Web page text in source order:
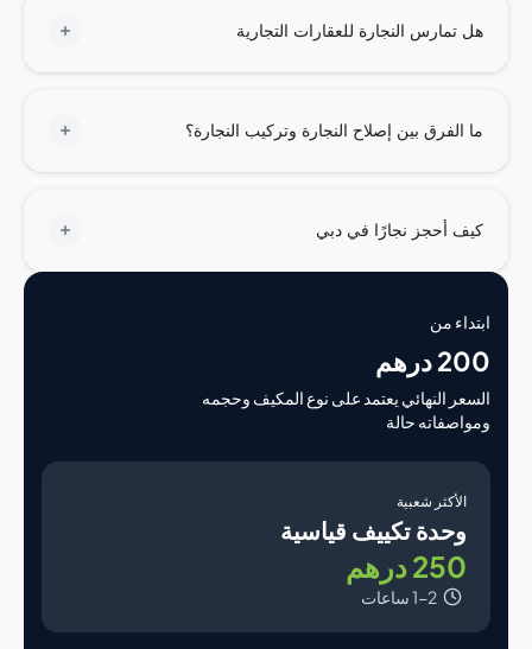
النجارة للعقارات التجارية
بين إصلاح النجارة وتركيب النجارة؟
أحجز نجارًا في دبي
النهائي يعتمد على نوع المكيف وحجمه
حالة
الأكثر شعبية
وحدة تكييف قياسية